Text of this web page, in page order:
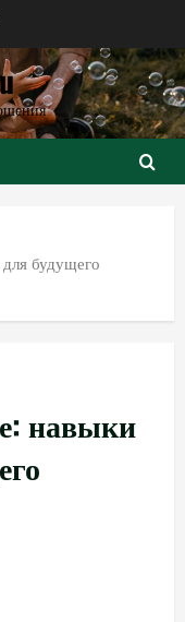
будущего
навыки